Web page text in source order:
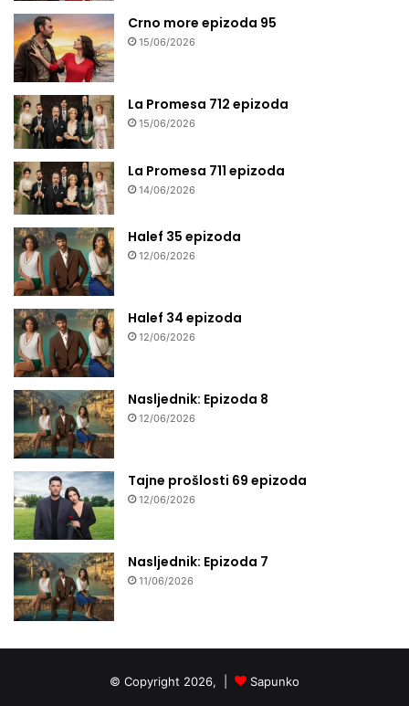
Crno more epizoda 95
15/06/2026
La Promesa 712 epizoda
15/06/2026
La Promesa 711 epizoda
14/06/2026
Halef 35 epizoda
12/06/2026
Halef 34 epizoda
12/06/2026
Nasljednik: Epizoda 8
12/06/2026
Tajne prošlosti 69 epizoda
12/06/2026
Nasljednik: Epizoda 7
11/06/2026
© Copyright 2026, |
Sapunko